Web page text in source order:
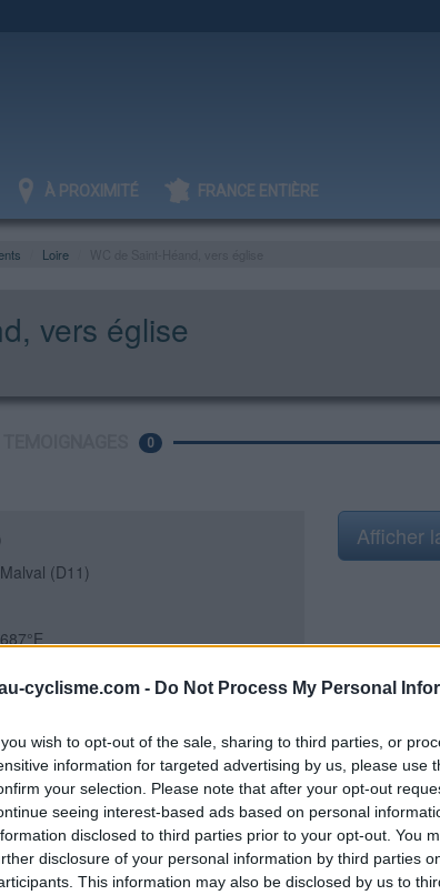
cyclisme.com - Do Not Process My Personal
wish to opt-out of the sale, sharing to third parties, or
information for targeted advertising by us, please use
your selection. Please note that after your opt-out
seeing interest-based ads based on personal
disclosed to third parties prior to your opt-out. You
disclosure of your personal information by third parties
This information may also be disclosed by us to
À PROXIMITÉ FRANCE ENTIÈRE
Loire
vers église
0
(D11)
à proximité de l'église. Leur petit
en provenance de L'Étrat (face au n°
de la rue Lucien Thollier), à
Mairie et au parking devant l'église (facile
à la route.
Afficher